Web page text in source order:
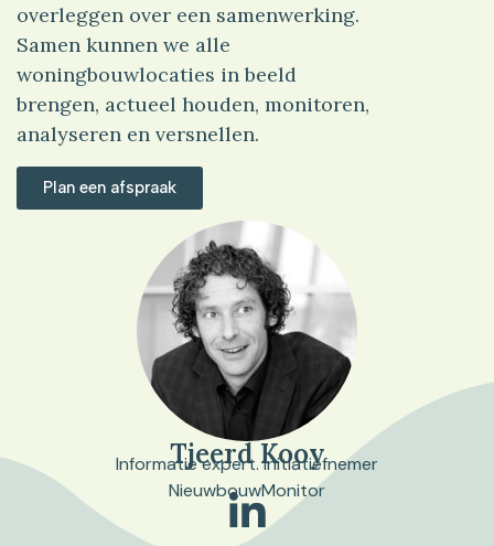
overleggen over een samenwerking.
Samen kunnen we alle
woningbouwlocaties in beeld
brengen, actueel houden, monitoren,
analyseren en versnellen.
Plan een afspraak
Tjeerd Kooy
Informatie expert. Initiatiefnemer
NieuwbouwMonitor